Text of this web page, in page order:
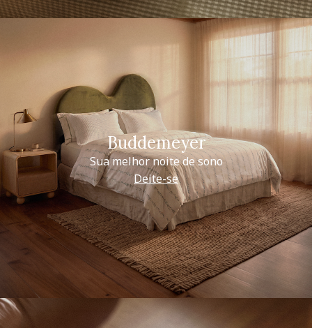
Buddemeyer
Sua melhor noite de sono
Deite-se